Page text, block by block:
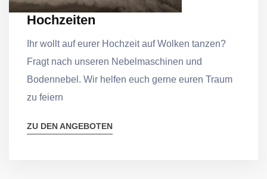
Hochzeiten
Ihr wollt auf eurer Hochzeit auf Wolken tanzen?
Fragt nach unseren Nebelmaschinen und
Bodennebel. Wir helfen euch gerne euren Traum
zu feiern
ZU DEN ANGEBOTEN